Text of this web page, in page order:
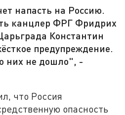
напасть на Россию.
канцлер ФРГ Фридрих
Константин
предупреждение.
них не дошло", -
что Россия
опасность